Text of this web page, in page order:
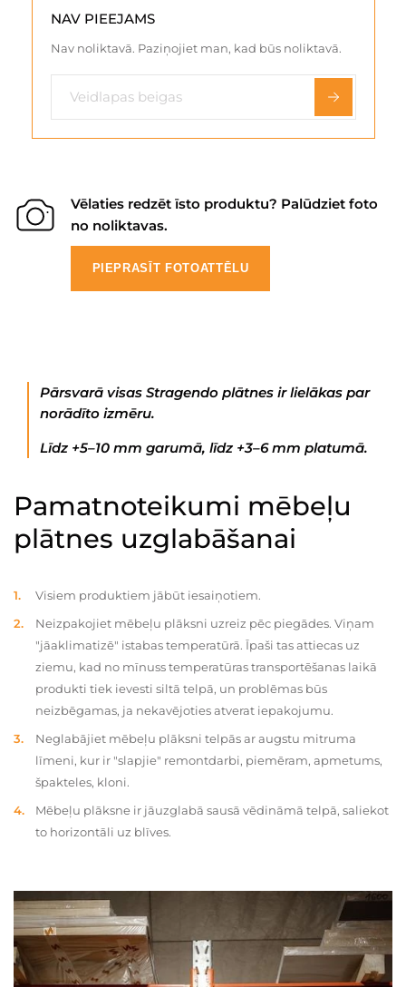
NAV PIEEJAMS
Nav noliktavā. Paziņojiet man, kad būs noliktavā.
Vēlaties redzēt īsto produktu? Palūdziet foto
no noliktavas.
PIEPRASĪT FOTOATTĒLU
Pārsvarā visas Stragendo plātnes ir lielākas par
norādīto izmēru.
Līdz +5–10 mm garumā, līdz +3–6 mm platumā.
Pamatnoteikumi mēbeļu
plātnes uzglabāšanai
Visiem produktiem jābūt iesaiņotiem.
Neizpakojiet mēbeļu plāksni uzreiz pēc piegādes. Viņam
"jāaklimatizē" istabas temperatūrā. Īpaši tas attiecas uz
ziemu, kad no mīnuss temperatūras transportēšanas laikā
produkti tiek ievesti siltā telpā, un problēmas būs
neizbēgamas, ja nekavējoties atverat iepakojumu.
Neglabājiet mēbeļu plāksni telpās ar augstu mitruma
līmeni, kur ir "slapjie" remontdarbi, piemēram, apmetums,
špakteles, kloni.
Mēbeļu plāksne ir jāuzglabā sausā vēdināmā telpā, saliekot
to horizontāli uz blīves.